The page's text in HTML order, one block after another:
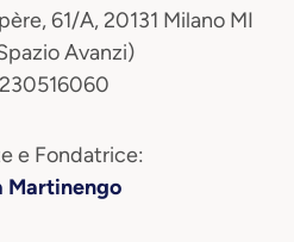
61/A, 20131 Milano MI
Avanzi)
e Fondatrice:
Martinengo